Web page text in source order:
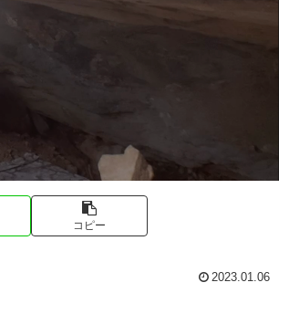
コピー
2023.01.06